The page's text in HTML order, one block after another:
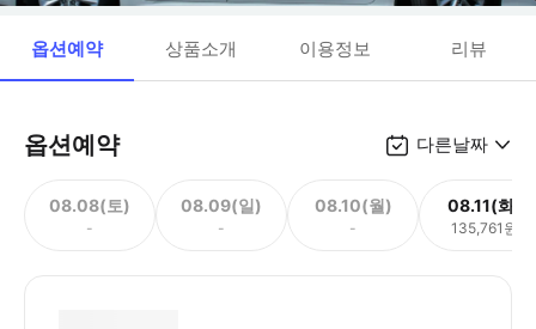
옵션예약 상품소개 이용정보 리뷰
옵션예약 다른날짜
08.08(토)
-
08.09(일)
-
08.10(월)
-
08.11(화)
135,761원